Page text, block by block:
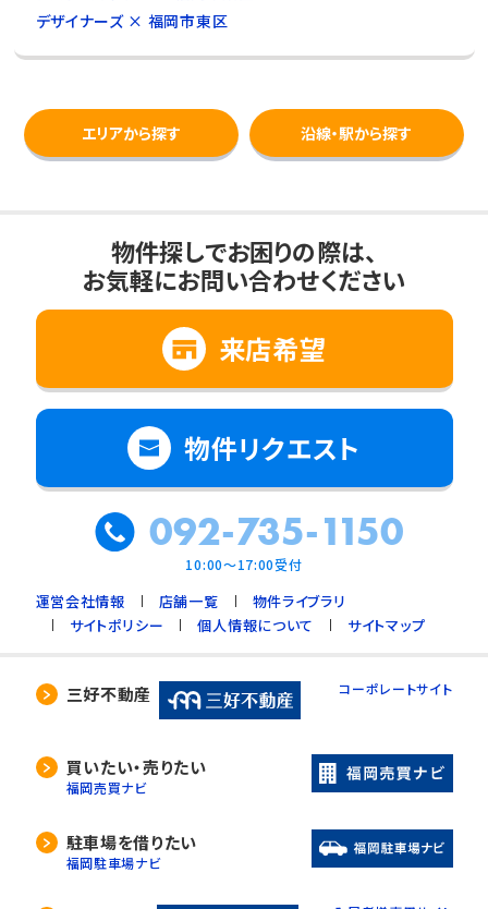
デザイナーズ × 福岡市東区
エリアから探す 沿線・駅から探す
物件探しでお困りの際は、
お気軽にお問い合わせください
来店希望
物件リクエスト
092-735-1150
10:00～17:00受付
運営会社情報 店舗一覧
物件ライブラリ
サイトポリシー
個人情報について サイトマップ
三好不動産 コーポレートサイト
買いたい・売りたい
福岡売買ナビ
駐車場を借りたい
福岡駐車場ナビ